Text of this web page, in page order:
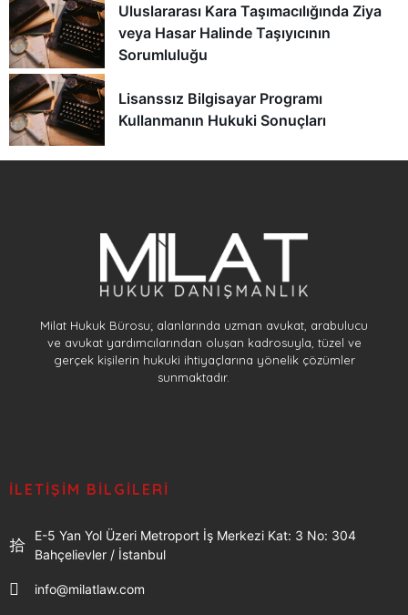
Uluslararası Kara Taşımacılığında Ziya
veya Hasar Halinde Taşıyıcının
Sorumluluğu
Lisanssız Bilgisayar Programı
Kullanmanın Hukuki Sonuçları
Milat Hukuk Bürosu; alanlarında uzman avukat, arabulucu
ve avukat yardımcılarından oluşan kadrosuyla, tüzel ve
gerçek kişilerin hukuki ihtiyaçlarına yönelik çözümler
sunmaktadır.
İLETIŞIM BILGILERI
E-5 Yan Yol Üzeri Metroport İş Merkezi Kat: 3 No: 304
Bahçelievler / İstanbul
info@milatlaw.com